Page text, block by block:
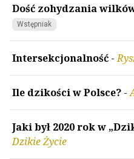
Dość zohydzania
Wstępniak
Intersekcjonalność -
Ile dzikości w Polsce? -
Jaki był 2020 rok w
Dzikie Życie